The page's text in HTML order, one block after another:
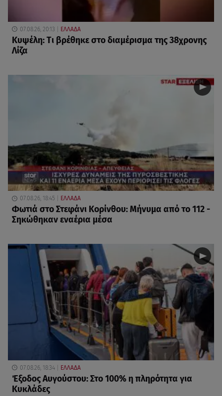
07.08.26, 20:13 ΕΛΛΑΔΑ
Κυψέλη: Tι βρέθηκε στο διαμέρισμα της 38χρονης
Λίζα
07.08.26, 18:45 ΕΛΛΑΔΑ
Φωτιά στο Στεφάνι Κορίνθου: Μήνυμα από το 112 -
Σηκώθηκαν εναέρια μέσα
07.08.26, 18:34 ΕΛΛΑΔΑ
Έξοδος Αυγούστου: Στο 100% η πληρότητα για
Κυκλάδες